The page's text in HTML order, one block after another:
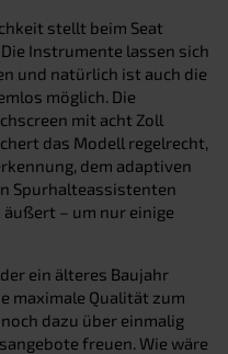
stellt beim Seat
Instrumente lassen sich
und natürlich ist auch die
möglich. Die
mit acht Zoll
das Modell regelrecht,
dem adaptiven
Spurhalteassistenten
– um nur einige
ein älteres Baujahr
maximale Qualität zum
dazu über einmalig
freuen. Wie wäre